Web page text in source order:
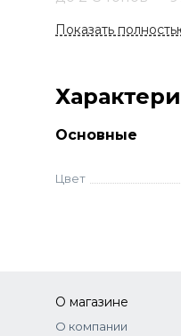
для волос
визуальная.
Показать
Основные
Цвет
О магазине
О компании